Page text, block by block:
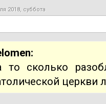
2018, суббота
то сколько
церкви